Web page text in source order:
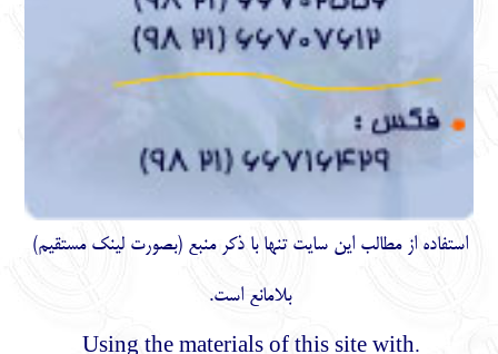
استفاده از مطالب اين سايت تنها با ذكر منبع (بصورت لینک مستقیم)
بلامانع است.
.Using the materials of this site with